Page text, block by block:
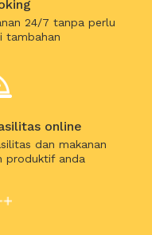
24/7 tanpa perlu
tambahan
online
dan makanan
produktif anda